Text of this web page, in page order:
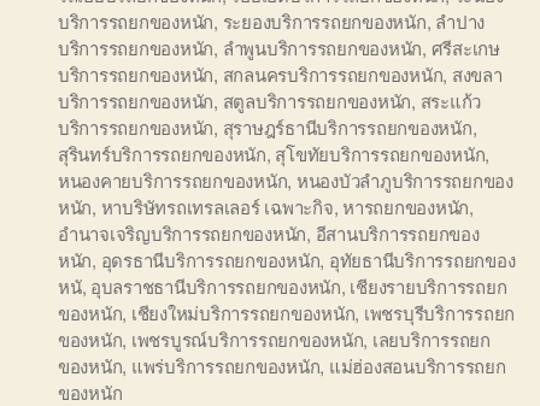
บริการรถยกของหนัก, ระยองบริการรถยกของหนัก, ลำปาง
บริการรถยกของหนัก, ลำพูนบริการรถยกของหนัก, ศรีสะเกษ
บริการรถยกของหนัก, สกลนครบริการรถยกของหนัก, สงขลา
บริการรถยกของหนัก, สตูลบริการรถยกของหนัก, สระแก้ว
บริการรถยกของหนัก, สุราษฎร์ธานีบริการรถยกของหนัก,
สุรินทร์บริการรถยกของหนัก, สุโขทัยบริการรถยกของหนัก,
หนองคายบริการรถยกของหนัก, หนองบัวลำภูบริการรถยกของ
หนัก, หาบริษัทรถเทรลเลอร์ เฉพาะกิจ,หารถยกของหนัก,
อำนาจเจริญบริการรถยกของหนัก, อีสานบริการรถยกของ
หนัก, อุดรธานีบริการรถยกของหนัก, อุทัยธานีบริการรถยกของ
หนั, อุบลราชธานีบริการรถยกของหนัก, เชียงรายบริการรถยก
ของหนัก, เชียงใหม่บริการรถยกของหนัก, เพชรบุรีบริการรถยก
ของหนัก, เพชรบูรณ์บริการรถยกของหนัก, เลยบริการรถยก
ของหนัก, แพร่บริการรถยกของหนัก, แม่ฮ่องสอนบริการรถยก
ของหนัก